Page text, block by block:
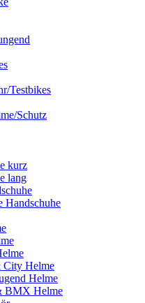
Testbikes
Schutz
kurz
lang
Handschuhe
City Helme
Helme
BMX Helme